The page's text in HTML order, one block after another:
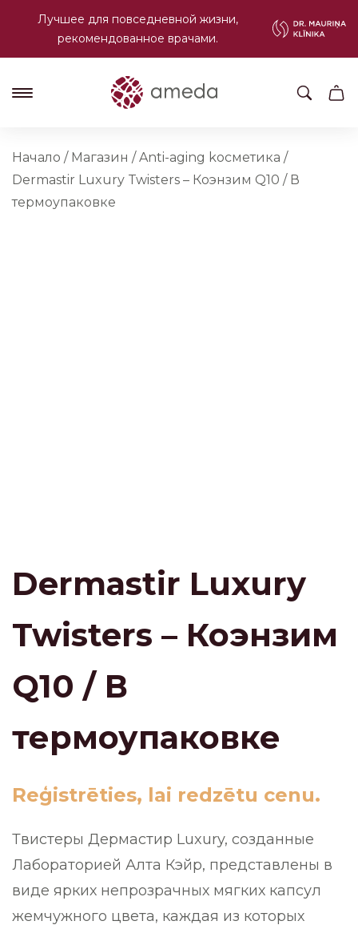
Лучшее для повседневной жизни,
рекомендованное врачами.
Начало / Магазин /Anti-aging kосметика /
Dermastir Luxury Twisters – Коэнзим Q10 / В
термоупаковке
Dermastir Luxury
Twisters – Коэнзим
Q10 / В
термоупаковке
Reģistrēties, lai redzētu cenu.
Твистеры Дермастир Luxury, созданные
Лабораторией Алта Кэйр, представлены в
виде ярких непрозрачных мягких капсул
жемчужного цвета, каждая из которых